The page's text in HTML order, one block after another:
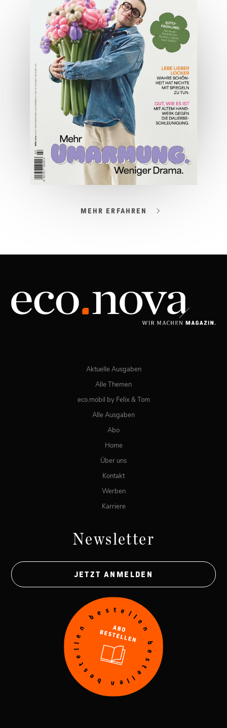
Wirtschaftsausgabe April 2026
JETZT BESTELLEN
ONLINE LESEN
03/2026
JETZT BESTELLEN
MEHR ERFAHREN
Aktuelle Ausgaben
Alle Themen
eco.mobil by Felix & Tom
Alle Ausgaben
Abo
Home
Über uns
Kontakt
Werben
Karriere
Newsletter
JETZT ANMELDEN